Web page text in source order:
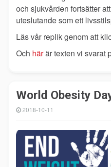
och sjukvården fortsätter
uteslutande som ett
Läs vår replik genom att
Och härär texten vi svarat
World Obesity
2018-10-11